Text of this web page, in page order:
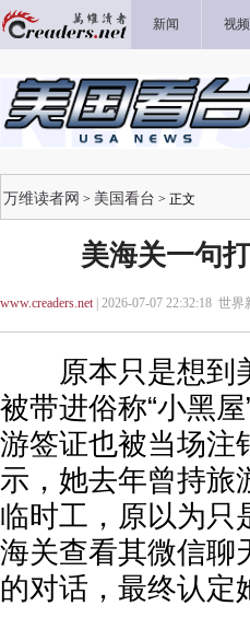
新闻 视频
万维读者网 > 美国看台 > 正文
美海关一句
www.creaders.net| 2026-07-07 22:32:18 世界
原本只是想到美
被带进俗称“小黑
游签证也被当场注
示，她去年曾持旅
临时工，原以为只
海关查看其微信聊
的对话，最终认定